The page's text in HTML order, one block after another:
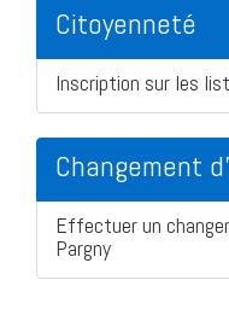
Citoyenneté
Inscription sur les
Changement
Effectuer un
Pargny